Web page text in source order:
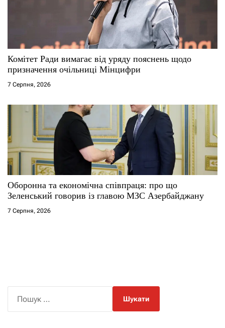
Комітет Ради вимагає від уряду пояснень щодо
призначення очільниці Мінцифри
7 Серпня, 2026
Оборонна та економічна співпраця: про що
Зеленський говорив із главою МЗС Азербайджану
7 Серпня, 2026